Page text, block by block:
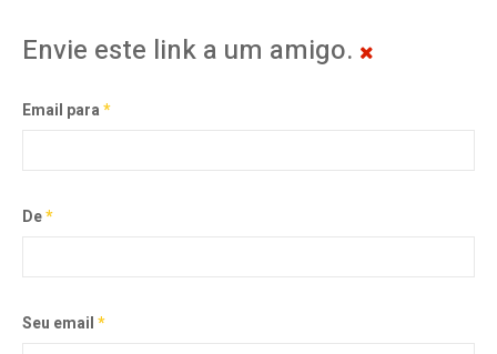
Envie este link a um amigo.
Email para*
De*
Seu email*